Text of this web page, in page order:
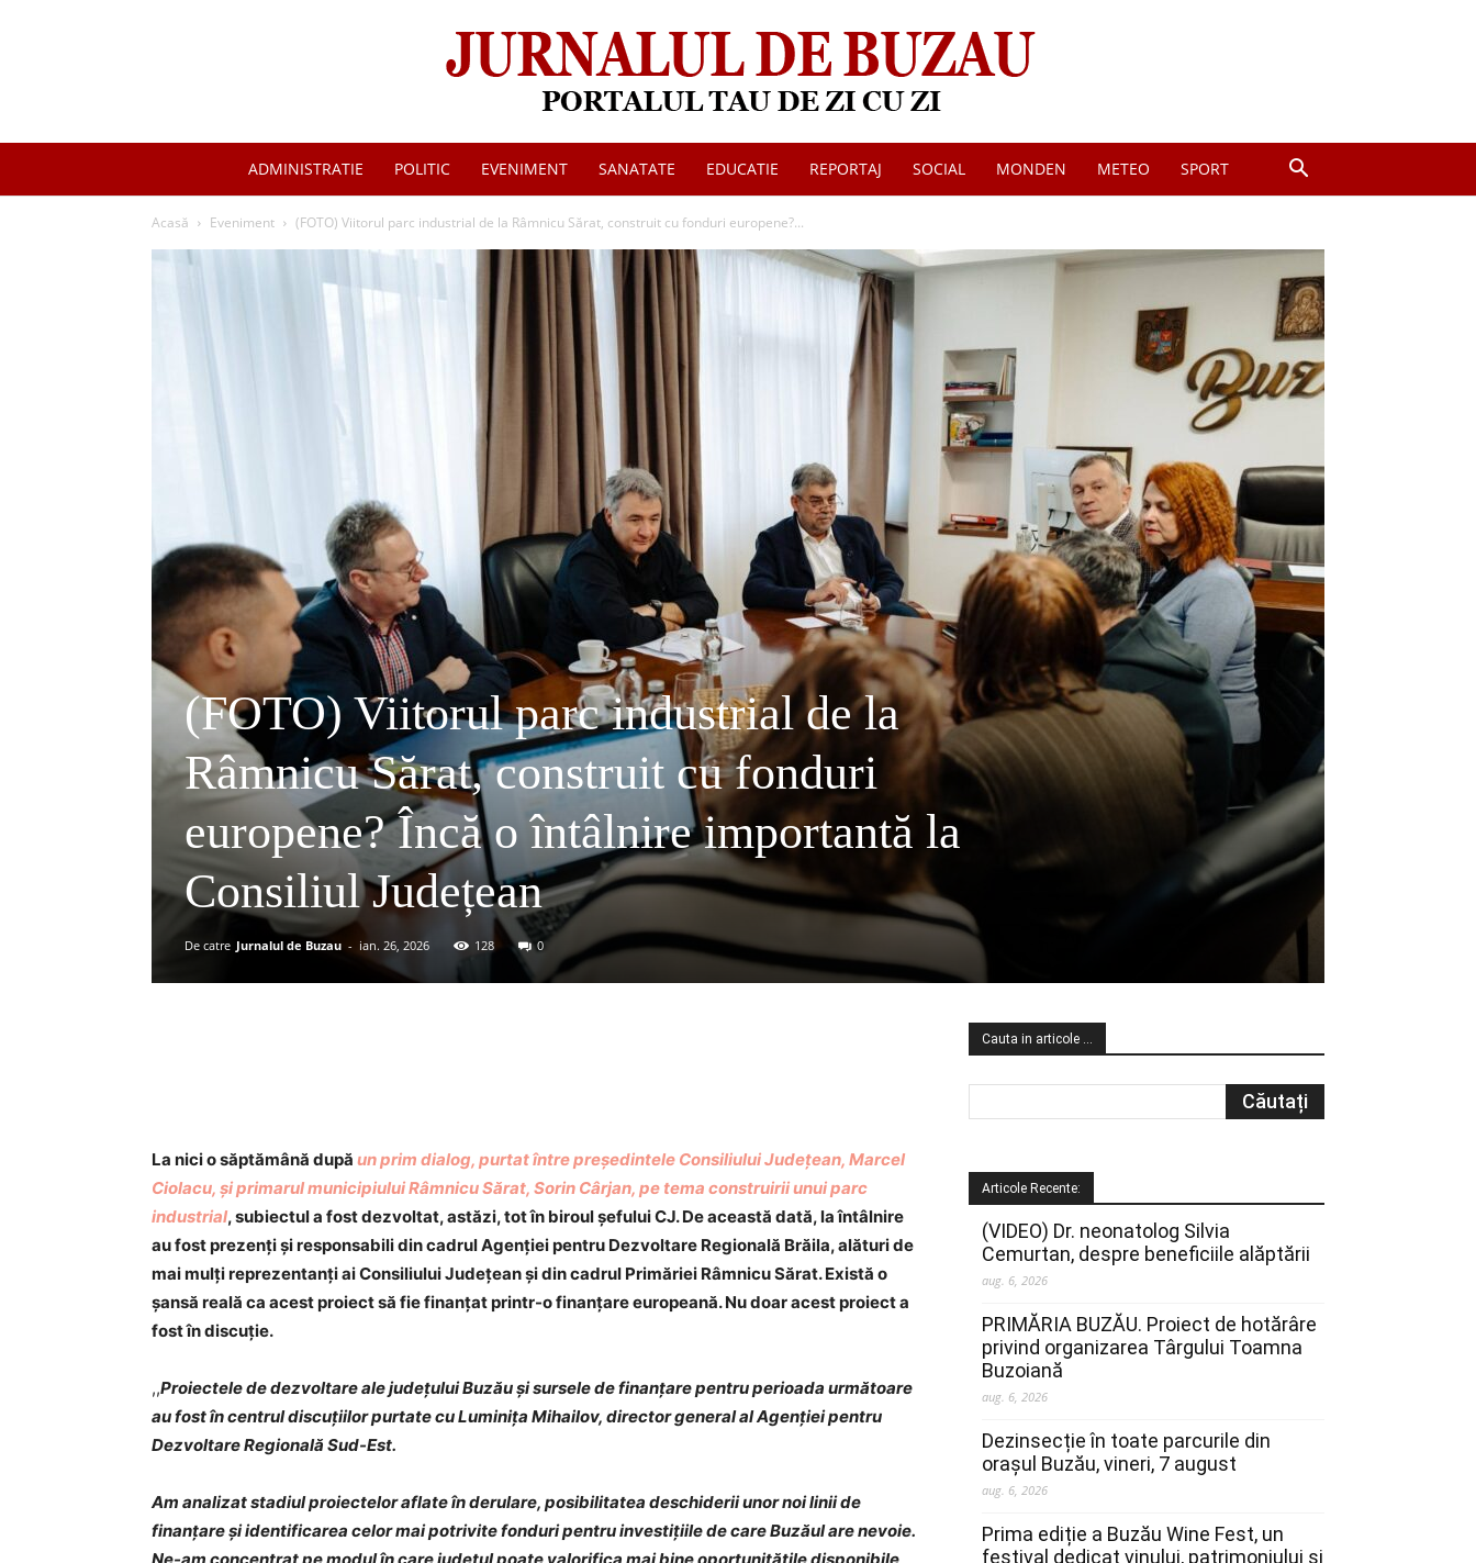
Jurnalul
ADMINISTRATIE POLITIC EVENIMENT SANATATE EDUCATIE REPORTAJ SOCIAL MONDEN METEO SPORT
Acasă Eveniment (FOTO) Viitorul parc industrial de la Râmnicu Sărat, construit cu fonduri europene?...
(FOTO) Viitorul parc industrial de la
Râmnicu Sărat, construit cu fonduri
europene? Încă o întâlnire importantă la
Consiliul Județean
De catre Jurnalul de Buzau - ian. 26, 2026 128 0
La nici o săptămână după un prim dialog, purtat între președintele Consiliului Județean, Marcel
Ciolacu, și primarul municipiului Râmnicu Sărat, Sorin Cârjan, pe tema construirii unui parc
industrial, subiectul a fost dezvoltat, astăzi, tot în biroul șefului CJ. De această dată, la întâlnire
au fost prezenți și responsabili din cadrul Agenției pentru Dezvoltare Regională Brăila, alături de
mai mulți reprezentanți ai Consiliului Județean și din cadrul Primăriei Râmnicu Sărat. Există o
șansă reală ca acest proiect să fie finanțat printr-o finanțare europeană. Nu doar acest proiect a
fost în discuție.
,,Proiectele de dezvoltare ale județului Buzău și sursele de finanțare pentru perioada următoare
au fost în centrul discuțiilor purtate cu Luminița Mihailov, director general al Agenției pentru
Dezvoltare Regională Sud-Est.
Am analizat stadiul proiectelor aflate în derulare, posibilitatea deschiderii unor noi linii de
finanțare și identificarea celor mai potrivite fonduri pentru investițiile de care Buzăul are nevoie.
Cauta in articole …
Articole Recente:
(VIDEO) Dr. neonatolog Silvia
Cemurtan, despre beneficiile alăptării
aug. 6, 2026
PRIMĂRIA BUZĂU. Proiect de hotărâre
privind organizarea Târgului Toamna
Buzoiană
aug. 6, 2026
Dezinsecție în toate parcurile din
orașul Buzău, vineri, 7 august
aug. 6, 2026
Prima ediție a Buzău Wine Fest, un
festival dedicat vinului, patrimoniului și